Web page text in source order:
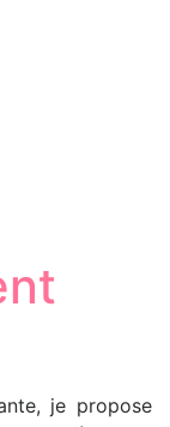
je propose